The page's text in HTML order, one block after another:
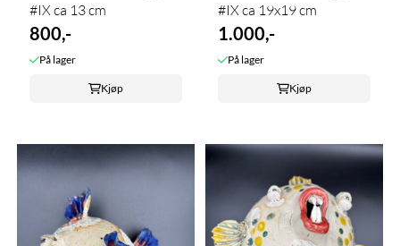
#IX ca 13 cm
800,-
På lager
Kjøp
#IX ca 19x19 cm
1.000,-
På lager
Kjøp